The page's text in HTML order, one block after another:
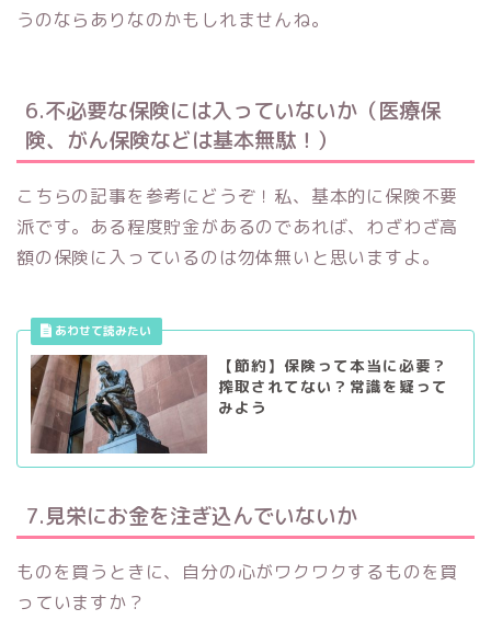
うのならありなのかもしれませんね。
6.不必要な保険には入っていないか（医療保
険、がん保険などは基本無駄！）
こちらの記事を参考にどうぞ！私、基本的に保険不要
派です。ある程度貯金があるのであれば、わざわざ高
額の保険に入っているのは勿体無いと思いますよ。
【節約】保険って本当に必要？
搾取されてない？常識を疑って
みよう
7.見栄にお金を注ぎ込んでいないか
ものを買うときに、自分の心がワクワクするものを買
っていますか？